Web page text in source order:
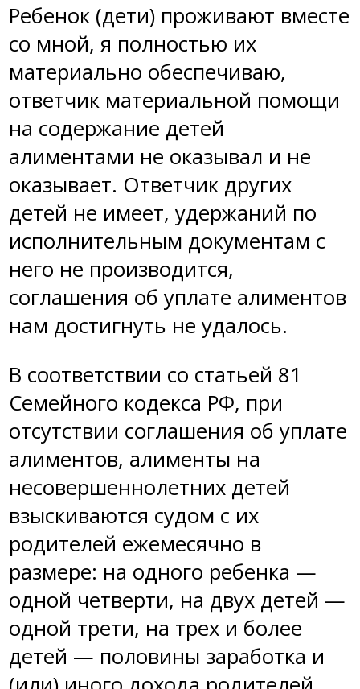
Ребенок (дети) проживают вместе
со мной, я полностью их
материально обеспечиваю,
ответчик материальной помощи
на содержание детей
алиментами не оказывал и не
оказывает. Ответчик других
детей не имеет, удержаний по
исполнительным документам с
него не производится,
соглашения об уплате алиментов
нам достигнуть не удалось.
В соответствии со статьей 81
Семейного кодекса РФ, при
отсутствии соглашения об уплате
алиментов, алименты на
несовершеннолетних детей
взыскиваются судом с их
родителей ежемесячно в
размере: на одного ребенка —
одной четверти, на двух детей —
одной трети, на трех и более
детей — половины заработка и